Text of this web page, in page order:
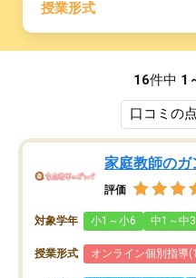
授業形式
16件中 1
家庭教師のガ
評価
対象学年 小1～小6 中1～中3
授業形式 オンライン個別指導